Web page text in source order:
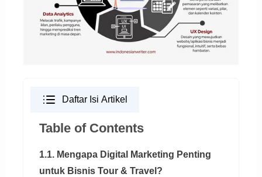
Daftar Isi Artikel
Table of Contents
1.1. Mengapa Digital Marketing Penting
untuk Bisnis Tour & Travel?